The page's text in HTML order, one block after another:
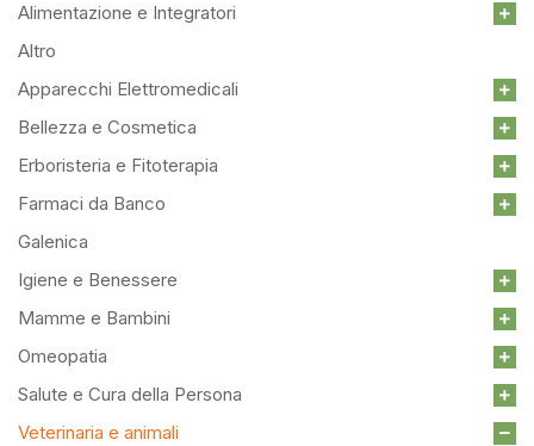
Alimentazione e Integratori
Altro
Apparecchi Elettromedicali
Bellezza e Cosmetica
Erboristeria e Fitoterapia
Farmaci da Banco
Galenica
Igiene e Benessere
Mamme e Bambini
Omeopatia
Salute e Cura della Persona
Veterinaria e animali